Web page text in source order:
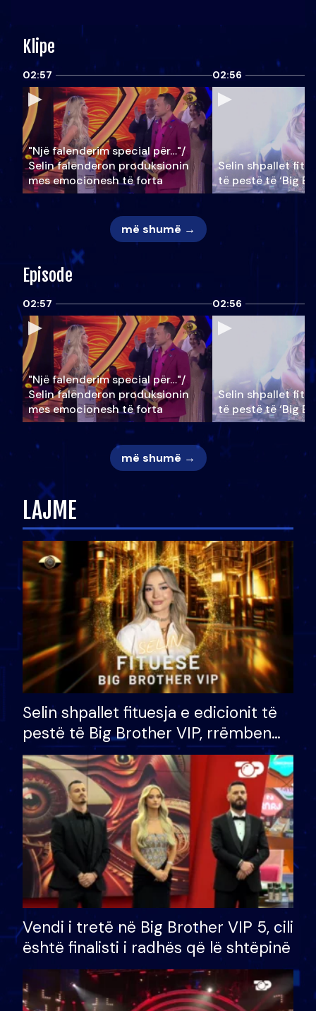
Klipe
02:57
"Një falenderim special për…"/
Selin falënderon produksionin
mes emocionesh të forta
02:56
Selin shpallet
të pestë të ‘Big
më shumë →
Episode
02:57
"Një falenderim special për…"/
Selin falënderon produksionin
mes emocionesh të forta
02:56
Selin shpallet
të pestë të ‘Big
më shumë →
LAJME
Selin shpallet fituesja e edicionit të
pestë të Big Brother VIP, rrëmben
çmimin e madh prej 100 mijë eurosh
Vendi i tretë në Big Brother VIP 5, cili
është finalisti i radhës që lë shtëpinë